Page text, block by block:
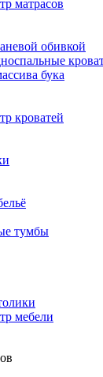
матрасов
обивкой
бука
кроватей
тумбы
мебели